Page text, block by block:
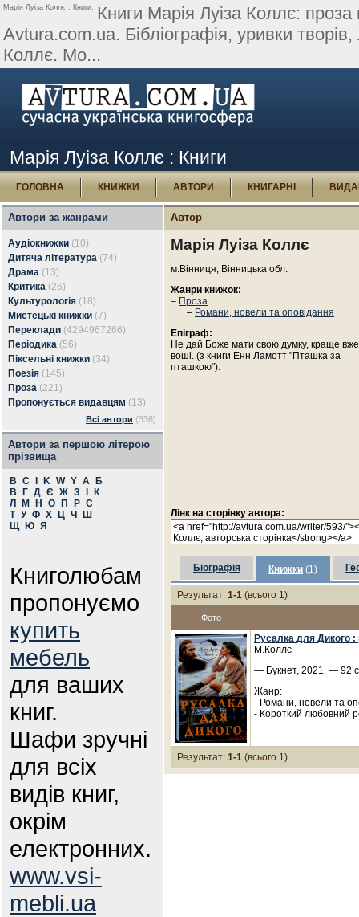
Марія Луіза Коллє : Книги. Книги Марія Луіза Коллє: проза
Avtura.com.ua. Бібліографія, уривки творів,
Коллє. Мо...
Марія Луіза Коллє : Книги
ГОЛОВНА КНИЖКИ АВТОРИ КНИГАРНІ
Автори за жанрами
Аудіокнижки (10)
Дитяча література (74)
Драма (13)
Критика (26)
Культурологія (18)
Мистецькі книжки (7)
Переклади (4294967266)
Періодика (56)
Піксельні книжки (34)
Поезія (145)
Проза (221)
Пропонується видавцям (13)
Всі автори (336)
Автори за першою літерою
прізвища
B C K W Y А
Б
В
Г Д Є Ж З
К
Л
М Н О П Р С
Т У Ф Х Ц Ч
Ш
Щ
Ю Я
Книголюбам
пропонуємо
купить
мебель
для ваших
книг.
Шафи зручні
для всіх
видів книг,
окрім
електронних.
www.vsi-
mebli.ua
Автор
Марія Луіза Коллє
м.Вінниця, Вінницька обл.
Жанри книжок:
– Проза
– Романи, новели та оповідання
Епіграф:
Не дай Боже мати свою думку, краще вже
воші. (з книги Енн Ламотт "Пташка за
пташкою").
Лінк на сторінку автора:
Біографія Книжки (1)
Результат: 1-1 (всього 1)
Фото
Русалка для Дикого :
М.Коллє
— Букнет, 2021. — 92
Жанр:
- Романи, новели та
- Короткий любовний
Результат: 1-1 (всього 1)